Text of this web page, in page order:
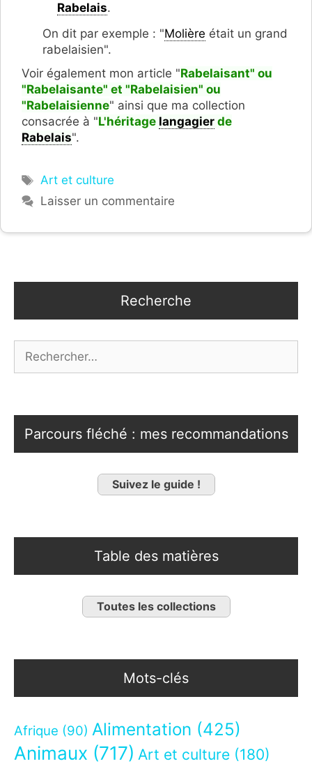
Rabelais.
On dit par exemple : "Molière était un grand
rabelaisien".
Voir également mon article "Rabelaisant" ou
"Rabelaisante" et "Rabelaisien" ou
"Rabelaisienne" ainsi que ma collection
consacrée à "L'héritage langagier de
Rabelais".
Étiquettes
Art et culture
Laisser un commentaire
Recherche
Parcours fléché : mes recommandations
Suivez le guide !
Table des matières
Toutes les collections
Mots-clés
Afrique (90) Alimentation (425)
Animaux (717) Art et culture (180)